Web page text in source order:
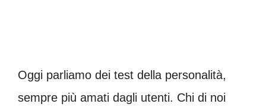
Oggi parliamo dei test della personalità,
sempre più amati dagli utenti. Chi di noi